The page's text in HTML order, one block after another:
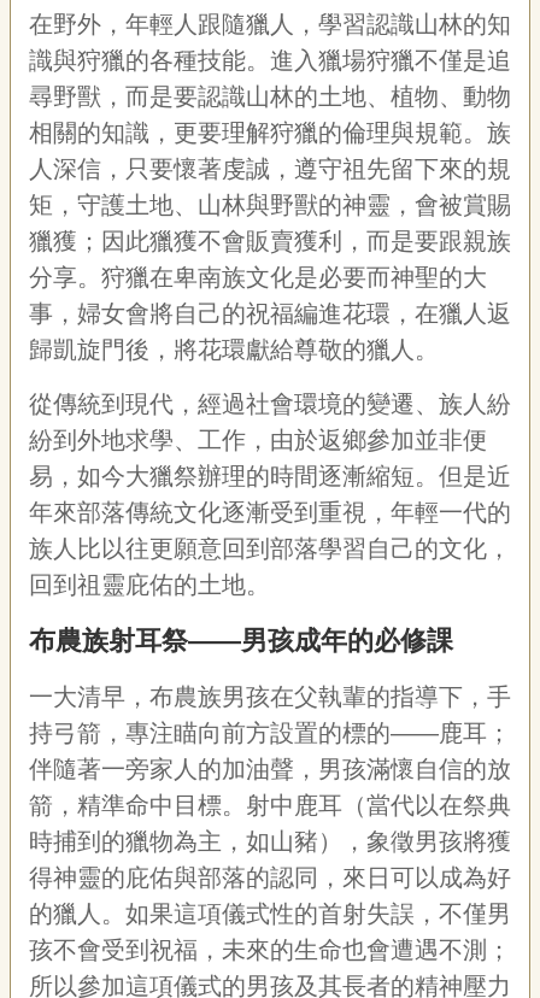
網
站
導
覽
F
e
o
R
S
在野外，年輕人跟隨獵人，學習認識山林的知
識與狩獵的各種技能。進入獵場狩獵不僅是追
尋野獸，而是要認識山林的土地、植物、動物
相關的知識，更要理解狩獵的倫理與規範。族
人深信，只要懷著虔誠，遵守祖先留下來的規
矩，守護土地、山林與野獸的神靈，會被賞賜
獵獲；因此獵獲不會販賣獲利，而是要跟親族
分享。狩獵在卑南族文化是必要而神聖的大
事，婦女會將自己的祝福編進花環，在獵人返
歸凱旋門後，將花環獻給尊敬的獵人。
從傳統到現代，經過社會環境的變遷、族人紛
紛到外地求學、工作，由於返鄉參加並非便
易，如今大獵祭辦理的時間逐漸縮短。但是近
年來部落傳統文化逐漸受到重視，年輕一代的
族人比以往更願意回到部落學習自己的文化，
回到祖靈庇佑的土地。
布農族射耳祭——男孩成年的必修課
一大清早，布農族男孩在父執輩的指導下，手
持弓箭，專注瞄向前方設置的標的——鹿耳；
伴隨著一旁家人的加油聲，男孩滿懷自信的放
箭，精準命中目標。射中鹿耳（當代以在祭典
時捕到的獵物為主，如山豬），象徵男孩將獲
得神靈的庇佑與部落的認同，來日可以成為好
的獵人。如果這項儀式性的首射失誤，不僅男
孩不會受到祝福，未來的生命也會遭遇不測；
所以參加這項儀式的男孩及其長者的精神壓力